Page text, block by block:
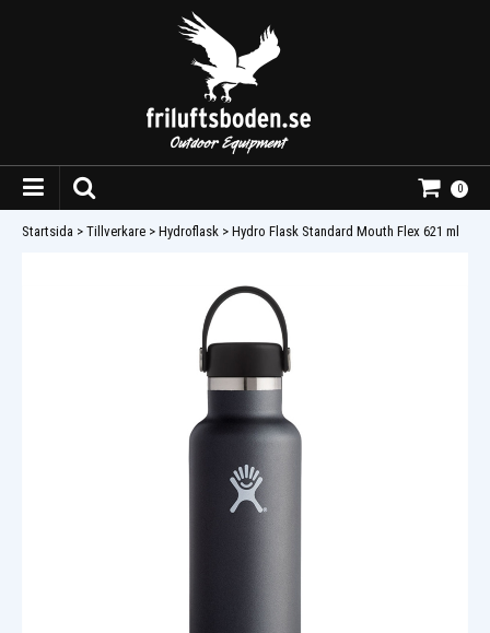
0
Startsida > Tillverkare > Hydroflask > Hydro Flask Standard Mouth Flex 621 ml